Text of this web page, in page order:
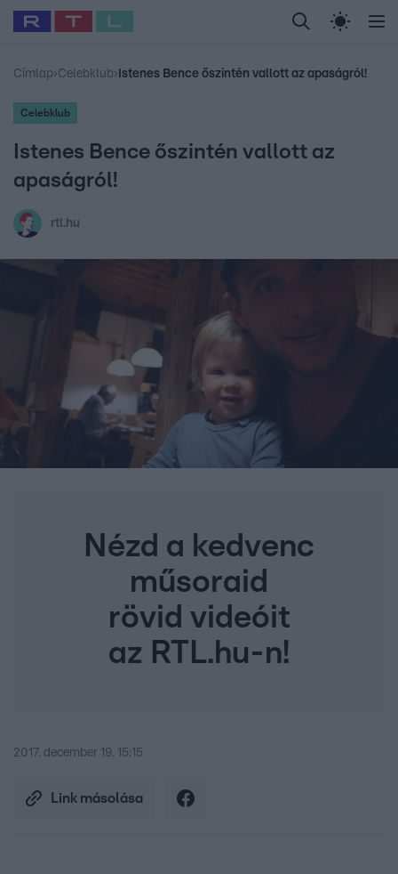
Legfrissebb RTL Híradó Randi Celeb vagyok,
Babits Marcella Most Wanted Gallusz
Címlap›Celebklub› Istenes Bence őszintén vallott az apaságról!
Celebklub
Istenes Bence őszintén vallott az
apaságról!
rtl.hu
Nézd a kedvenc
műsoraid
rövid videóit
az RTL.hu-n!
2017. december 19. 15:15
Link másolása